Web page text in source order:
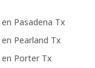
Pasadena Tx
Pearland Tx
Porter Tx